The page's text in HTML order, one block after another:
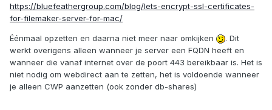
https://bluefeathergroup.com/blog/lets-encrypt-ssl-certificates-
for-filemaker-server-for-mac/
Éénmaal opzetten en daarna niet meer naar omkijken
. Dit
werkt overigens alleen wanneer je server een FQDN heeft en
wanneer die vanaf internet over de poort 443 bereikbaar is. Het is
niet nodig om webdirect aan te zetten, het is voldoende wanneer
je alleen CWP aanzetten (ook zonder db-shares)